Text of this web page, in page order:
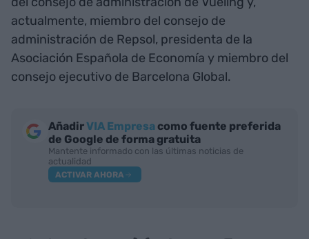
actualmente, miembro del consejo de
administración de Repsol, presidenta de la
Asociación Española de Economía y miembro del
consejo ejecutivo de Barcelona Global.
AñadirVIA Empresa como fuente preferida
de Google de forma gratuita
Mantente informado con las últimas noticias de
actualidad
ACTIVAR AHORA